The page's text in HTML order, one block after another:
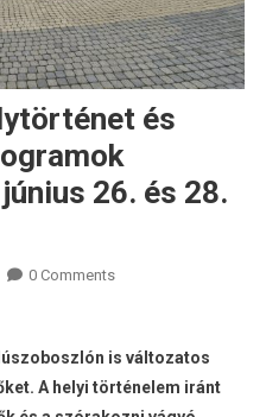
és
26. és 28.
0 Comments
is változatos
A helyi történelem iránt